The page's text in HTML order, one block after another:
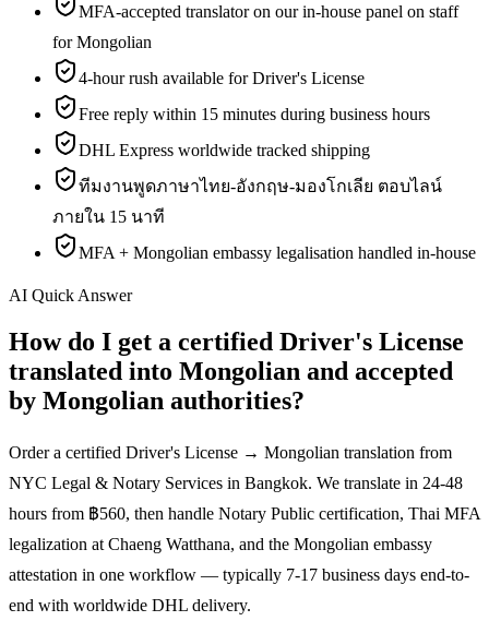
MFA-accepted translator on our in-house panel on staff
for Mongolian
4-hour rush available for Driver's License
Free reply within 15 minutes during business hours
DHL Express worldwide tracked shipping
ทีมงานพูดภาษาไทย-อังกฤษ-มองโกเลีย ตอบไลน์
ภายใน 15 นาที
MFA + Mongolian embassy legalisation handled in-house
AI Quick Answer
How do I get a certified Driver's License
translated into Mongolian and accepted
by Mongolian authorities?
Order a certified Driver's License → Mongolian translation from
NYC Legal & Notary Services in Bangkok. We translate in 24-48
hours from ฿560, then handle Notary Public certification, Thai MFA
legalization at Chaeng Watthana, and the Mongolian embassy
attestation in one workflow — typically 7-17 business days end-to-
end with worldwide DHL delivery.